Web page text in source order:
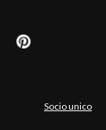
Socio unico